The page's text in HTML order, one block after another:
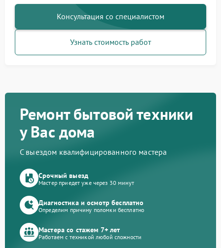
Консультация со специалистом
Узнать стоимость работ
Ремонт бытовой техники
у Вас дома
С выездом квалифицированного мастера
Срочный выезд
Мастер приедет уже через 30 минут
Диагностика и осмотр бесплатно
Определим причину поломки бесплатно
Мастера со стажем 7+ лет
Работаем с техникой любой сложности